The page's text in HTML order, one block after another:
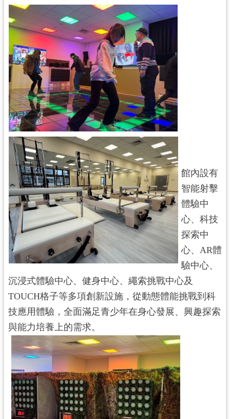
結
政
府
資
訊
公
開
回
首
頁
站
導
覽
市
政
信
箱
桃
園
市
政
隱
私
權
政
館內設有
智能射擊
體驗中
心、科技
探索中
心、AR體
驗中心、
沉浸式體驗中心、健身中心、繩索挑戰中心及
TOUCH格子等多項創新設施，從動態體能挑戰到科
技應用體驗，全面滿足青少年在身心發展、興趣探索
與能力培養上的需求。